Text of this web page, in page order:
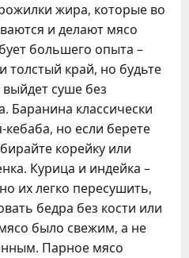
жира, которые во
и делают мясо
большего опыта –
толстый край, но будьте
суше без
Баранина классически
кебаба, но если берете
корейку или
Курица и индейка –
их легко пересушить,
бедра без кости или
было свежим, а не
Парное мясо